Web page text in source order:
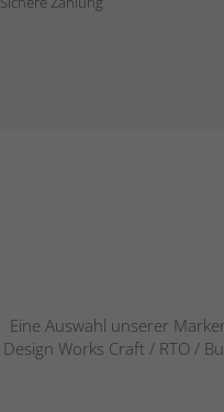
Eine Auswahl unserer
Design Works Craft / RTO /